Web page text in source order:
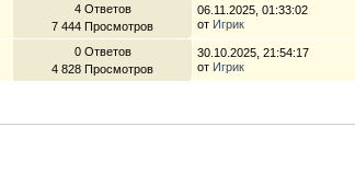
4 Ответов
7 444 Просмотров
06.11.2025, 01:33:02
от Игрик
0 Ответов
4 828 Просмотров
30.10.2025, 21:54:17
от Игрик